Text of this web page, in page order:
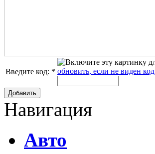
Введите код: * обновить, если не виден код
Добавить
Навигация
Авто